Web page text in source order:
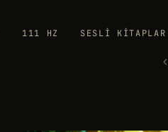
111 HZ SESLI KITAPLAR
‹